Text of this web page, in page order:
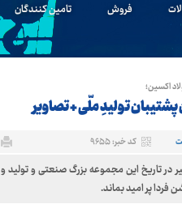
فروش تامین کنندگان
اکسین؛
تولیدِ ملّی + تصاویر
کد خبر: ۹۶۵۵
در تاریخ این مجموعه بزرگ صنعتی و تولید و
پر امید بماند.